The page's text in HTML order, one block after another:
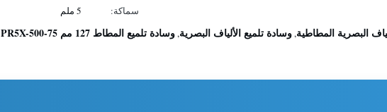
سماكة:
5 ملم
,وسادة تلميع الألياف البصرية,وسادة تلميع المطاط 127 مم PR5X-500-75